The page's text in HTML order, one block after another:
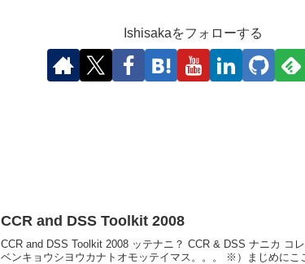
Ishisakaをフォローする
CCR and DSS Toolkit 2008
CCR and DSS Toolkit 2008 ッテナニ？ CCR & DSS ナニカ コ
ベンキョウシヨウカナトオモッテイマス。。。 ※）まじめにこ